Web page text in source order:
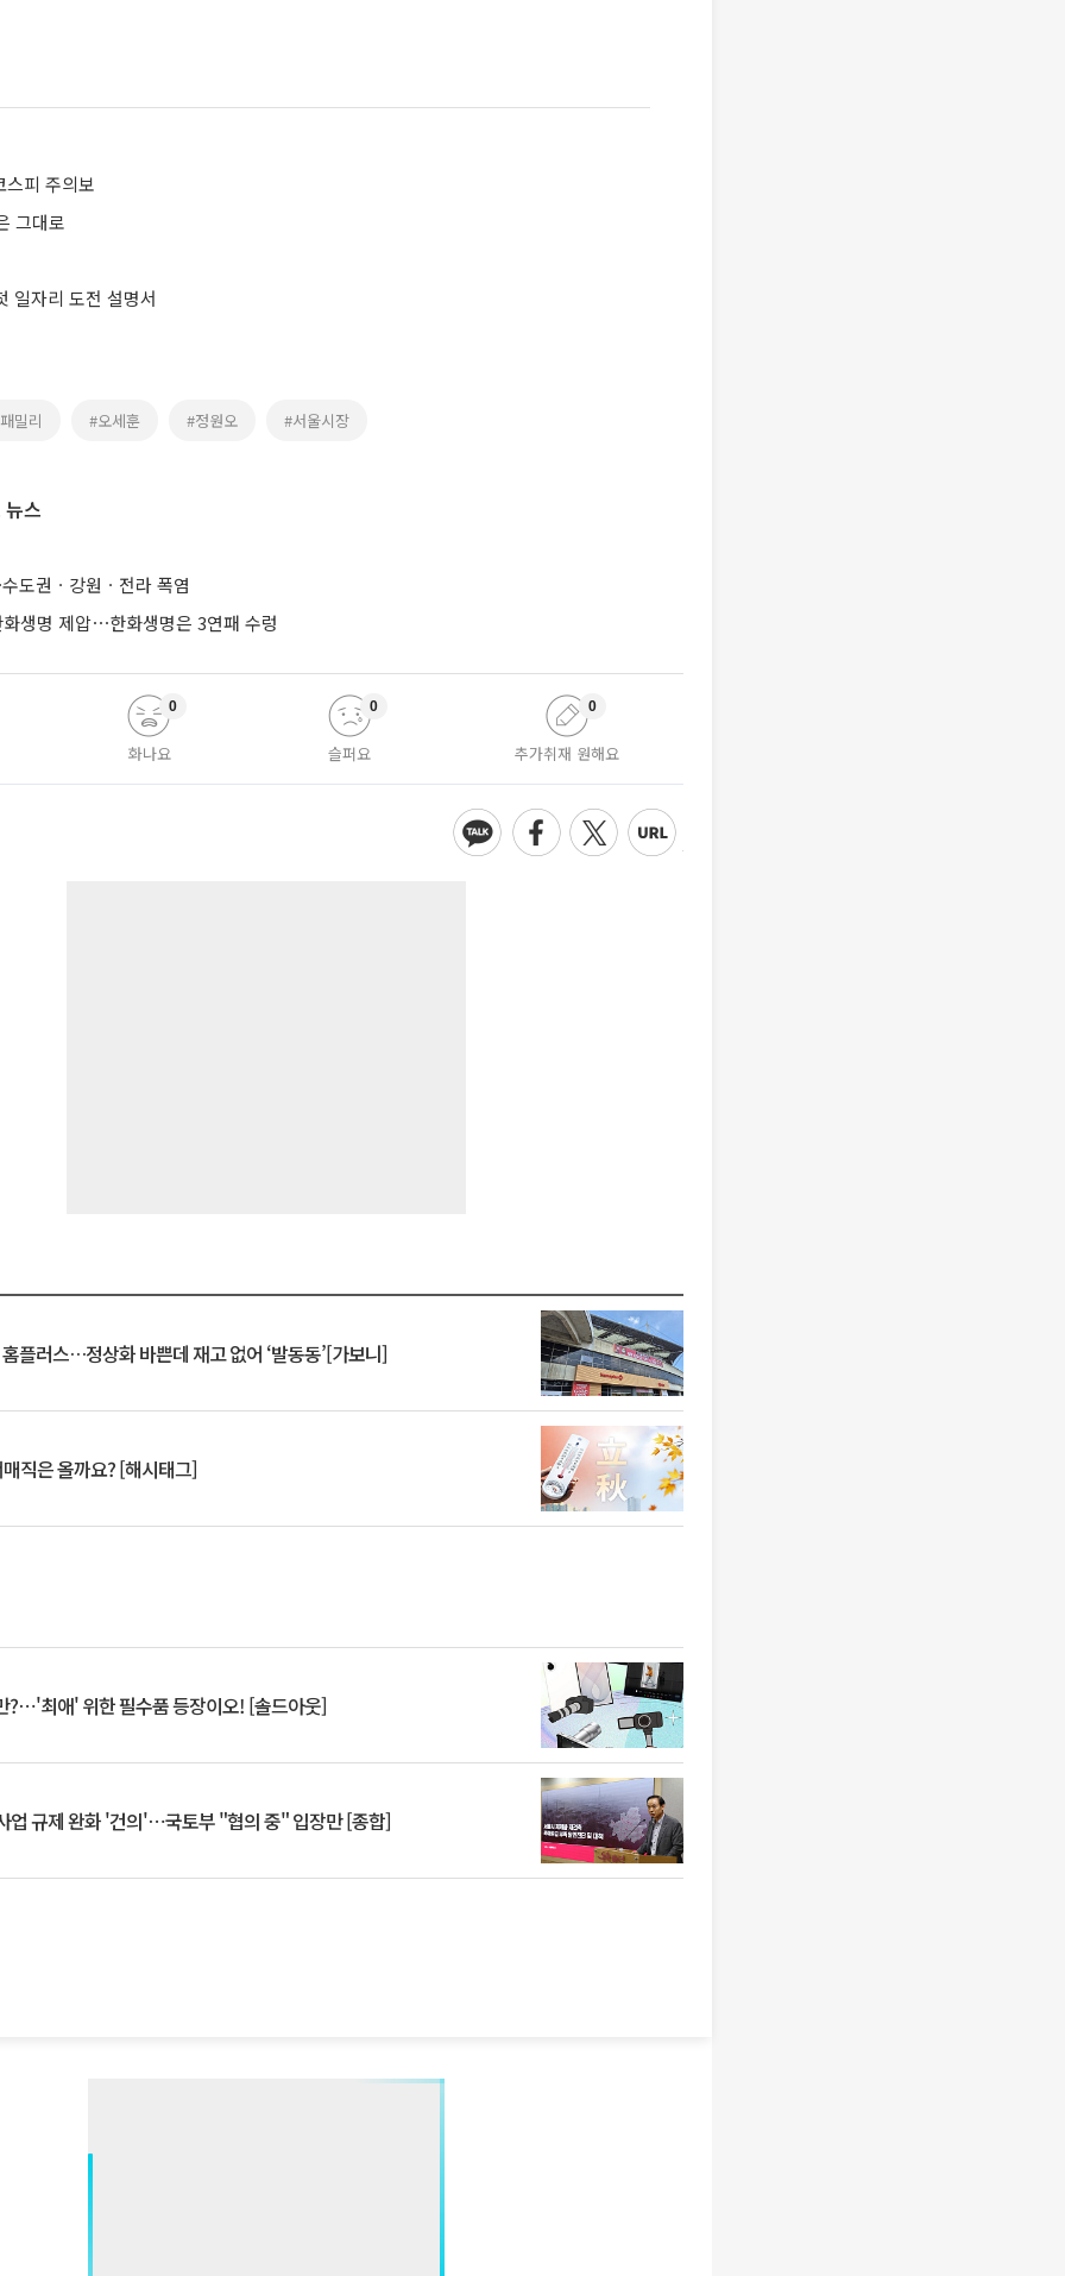
피 주의보
그대로
일자리 도전 설명서
밀리 #오세훈 #정원오 #서울시장
스
도권ㆍ강원ㆍ전라 폭염
생명 제압⋯한화생명은 3연패 수렁
화나요
0
슬퍼요
0
추가취재 원해요
0
플러스…정상화 바쁜데 재고 없어 ‘발동동’[가보니]
직은 올까요? [해시태그]
?⋯'최애' 위한 필수품 등장이오! [솔드아웃]
업 규제 완화 '건의'⋯국토부 "협의 중" 입장만 [종합]